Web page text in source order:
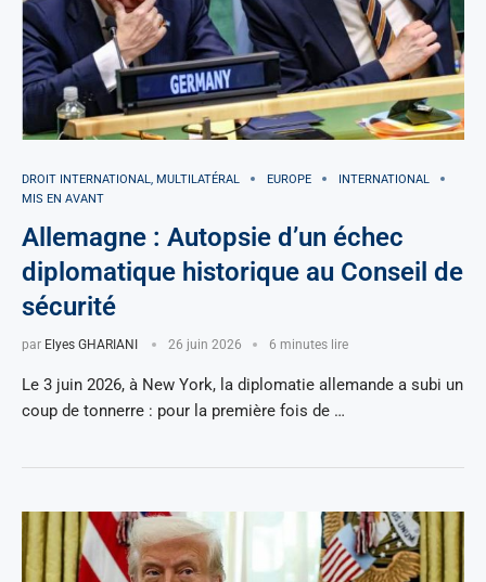
DROIT INTERNATIONAL, MULTILATÉRAL EUROPE
INTERNATIONAL
MIS EN AVANT
Allemagne : Autopsie d’un échec
diplomatique historique au Conseil de
sécurité
par Elyes GHARIANI 26 juin 2026 6 minutes lire
Le 3 juin 2026, à New York, la diplomatie allemande a subi un
coup de tonnerre : pour la première fois de …